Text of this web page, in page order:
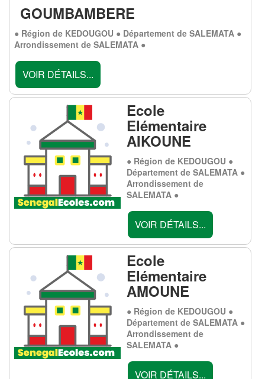
GOUMBAMBERE
● Région de KEDOUGOU ● Département de SALEMATA ●
Arrondissement de SALEMATA ●
VOIR DÉTAILS...
Ecole
Elémentaire
AIKOUNE
● Région de KEDOUGOU ●
Département de SALEMATA ●
Arrondissement de
SALEMATA ●
VOIR DÉTAILS...
Ecole
Elémentaire
AMOUNE
● Région de KEDOUGOU ●
Département de SALEMATA ●
Arrondissement de
SALEMATA ●
VOIR DÉTAILS...